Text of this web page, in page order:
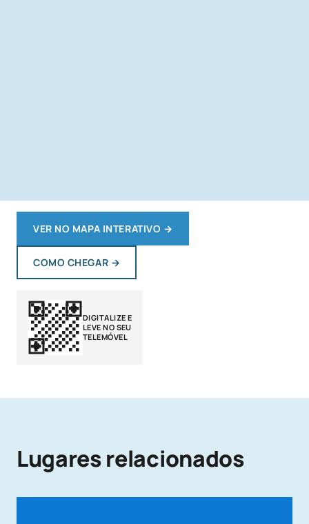
VER NO MAPA INTERATIVO →
COMO CHEGAR →
DIGITALIZE E
LEVE NO SEU
TELEMÓVEL
Lugares relacionados